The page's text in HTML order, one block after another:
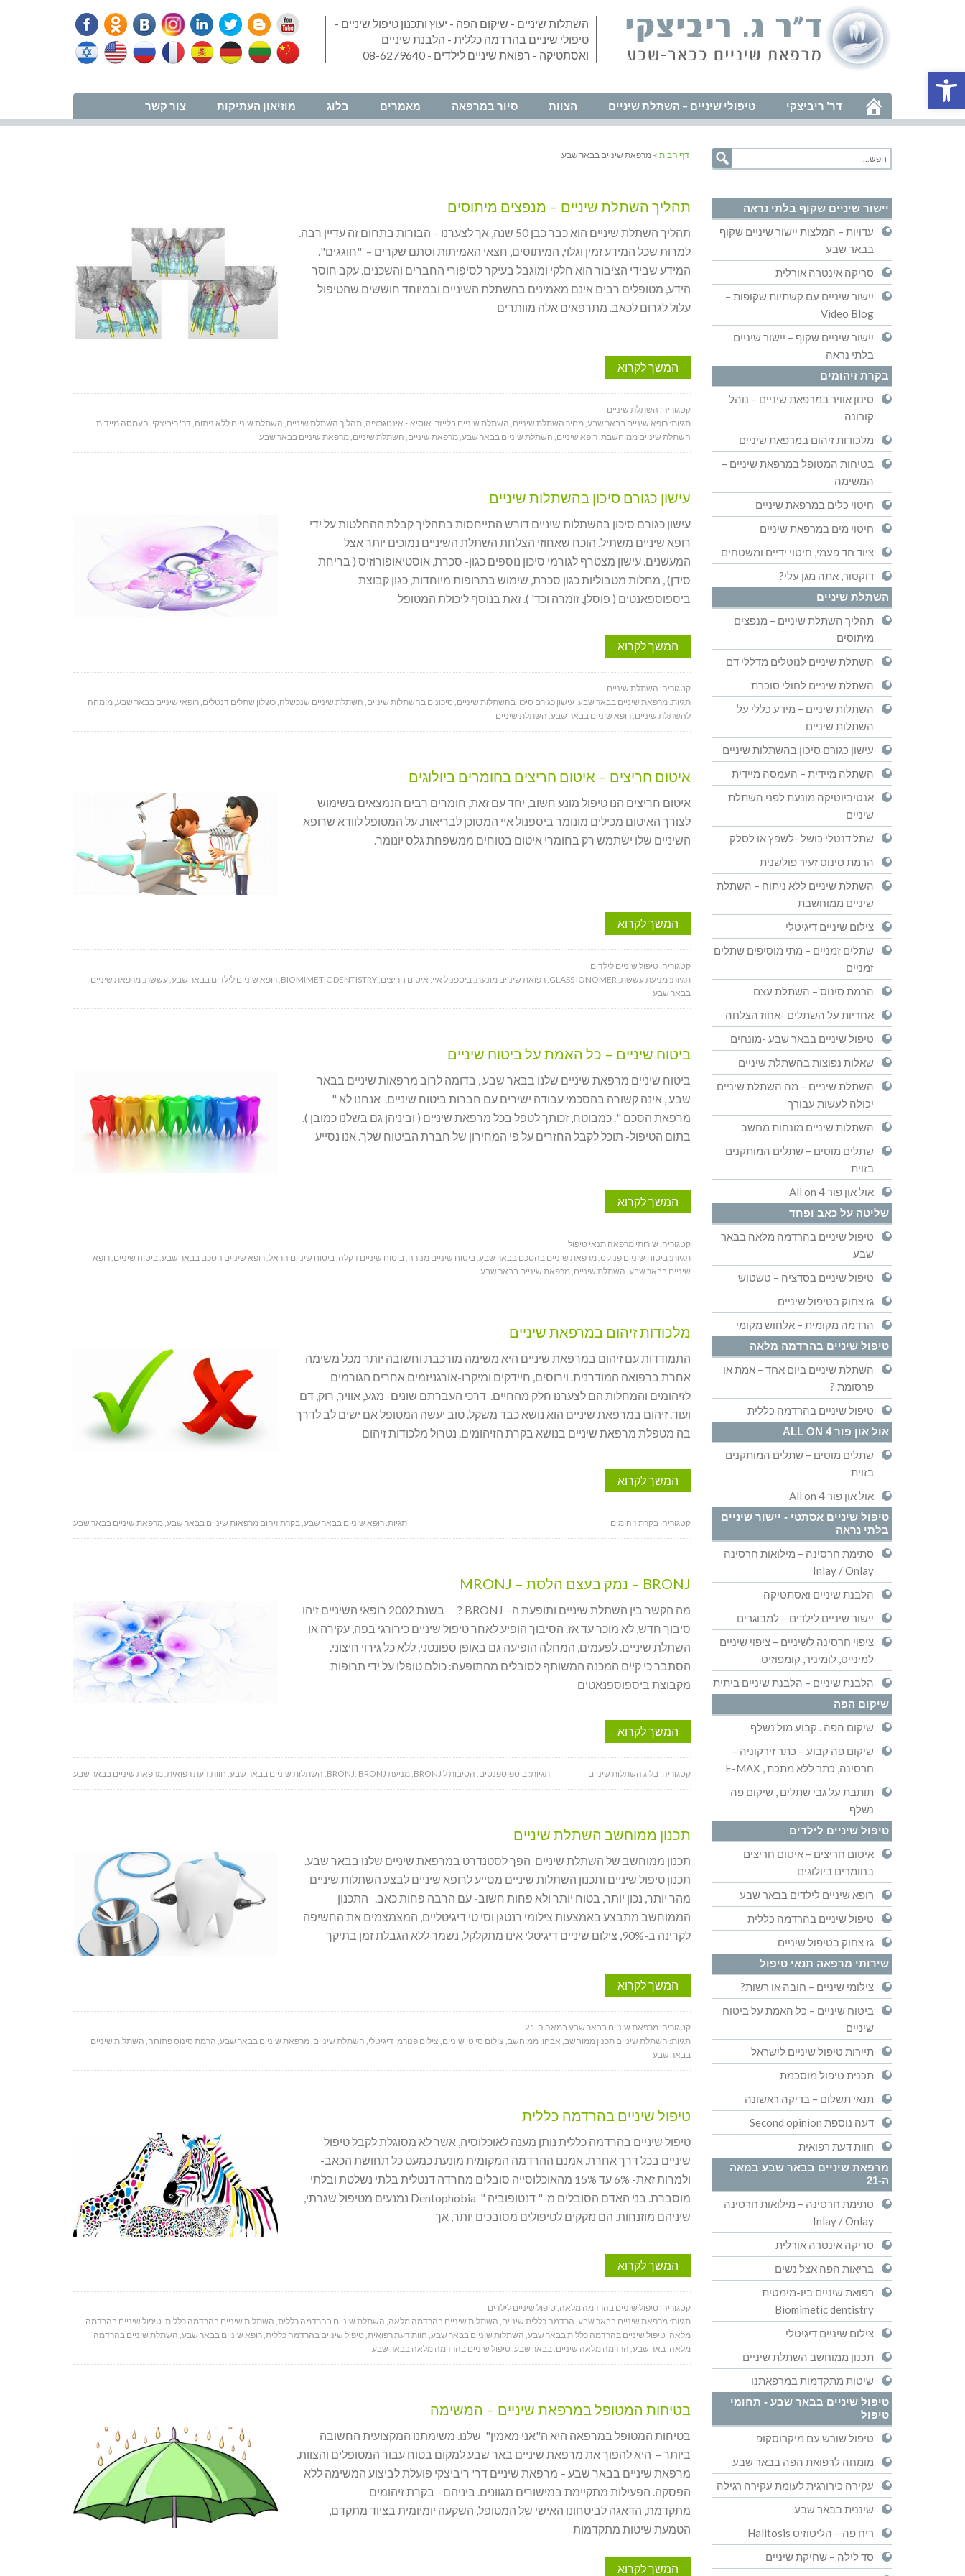
פתח סרגל נגישות
השתלות שיניים - שיקום הפה - יעוץ ותכנון טיפול שיניים -
טיפולי שיניים בהרדמה כללית - הלבנת שיניים
ואסתטיקה - רפואת שיניים לילדים - 08-6279640
דר' ריביצקי טיפולי שיניים – השתלת שיניים הצוות סיור במרפאה מאמרים בלוג מוזיאון העתיקות צור קשר
דף הבית > מרפאת שיניים בבאר שבע
תהליך השתלת שיניים – מנפצים מיתוסים
תהליך השתלת שיניים הוא כבר כבן 50 שנה, אך לצערנו – הבורות בתחום זה עדיין רבה.
למרות שכל המידע זמין וגלוי, המיתוסים, חצאי האמיתות וסתם שקרים – "חוגגים".
המידע שבידי הציבור הוא חלקי ומוגבל בעיקר לסיפורי החברים והשכנים. עקב חוסר
הידע, מטופלים רבים אינם מאמינים בהשתלת השיניים ובמיוחד חוששים שהטיפול
עלול לגרום לכאב. מתרפאים אלה מוותרים
המשך לקרוא
קטגוריה: השתלת שיניים
תגיות: רופא שיניים בבאר שבע,מחיר השתלת שיניים, השתלת שיניים בלייזר, אוסיאו- אינטגרציה,תהליך השתלת שיניים, השתלת שיניים ללא ניתוח,דר' ריביצקי, העמסה מיידית,
השתלת שיניים ממוחשבת,רופא שיניים, השתלת שיניים בבאר שבע,מרפאת שיניים, השתלת שיניים,מרפאת שיניים בבאר שבע
עישון כגורם סיכון בהשתלות שיניים
עישון כגורם סיכון בהשתלות שיניים דורש התייחסות בתהליך קבלת ההחלטות על ידי
רופא שיניים משתיל. הוכח שאחוזי הצלחת השתלת השיניים נמוכים יותר אצל
המעשנים. עישון מצטרף לגורמי סיכון נוספים כגון- סכרת, אוסטיאופורוזיס ( בריחת
סידן) , מחלות מטבוליות כגון סכרת, שימוש בתרופות מיוחדות, כגון קבוצת
ביספוספאנטים ( פוסלן, זומרה וכד' ). זאת בנוסף ליכולת המטופל
המשך לקרוא
קטגוריה: השתלת שיניים
תגיות: מרפאת שיניים בבאר שבע עישון כגורם סיכון בהשתלות שיניים סיכונים בהשתלות שיניים השתלת שיניים שנכשלה כשלון שתלים דנטלים רופאי שיניים בבאר שבע מומחה
להשתלת שיניים רופא שיניים בבאר שבע השתלת שיניים
איטום חריצים – איטום חריצים בחומרים ביולוגים
איטום חריצים הנו טיפול מונע חשוב, יחד עם זאת, חומרים רבים הנמצאים בשימוש
לצורך האיטום מכילים מונומר ביספנול איי המסוכן לבריאות. על המטופל לוודא שרופא
השיניים שלו ישתמש רק בחומרי איטום בטוחים ממשפחת גלס יונומר.
המשך לקרוא
קטגוריה: טיפול שיניים לילדים
תגיות: מניעת עששת,
GLASS IONOMER
,רפואת שיניים מונעת,ביספנול איי, איטום חריצים,
BIOMIMETIC DENTISTRY
,רופא שיניים לילדים בבאר שבע,עששת,מרפאת שיניים
בבאר שבע
ביטוח שיניים – כל האמת על ביטוח שיניים
ביטוח שיניים מרפאת שיניים שלנו בבאר שבע , בדומה לרוב מרפאות שיניים בבאר
שבע , אינה קשורה בהסכמי עבודה ישירים עם חברות ביטוח שיניים. אנחנו לא "
מרפאת הסכם ". כמבוטח, זכותך לטפל בכל מרפאת שיניים ( וביניהן גם בשלנו כמובן ).
בתום הטיפול- תוכל לקבל החזרים על פי המחירון של חברת הביטוח שלך. אנו נסייע
המשך לקרוא
קטגוריה: שירותי מרפאה תנאי טיפול
תגיות: ביטוח שיניים פניקס,מרפאת שיניים בהסכם בבאר שבע,ביטוח שיניים מנורה,ביטוח שיניים דקלה,ביטוח שיניים הראל,רופא שיניים הסכם בבאר שבע,ביטוח שיניים,רופא
שיניים בבאר שבע, השתלת שיניים,מרפאת שיניים בבאר שבע
מלכודות זיהום במרפאת שיניים
התמודדות עם זיהום במרפאת שיניים היא משימה מורכבת וחשובה יותר מכל משימה
אחרת ברפואה המודרנית. וירוסים, חיידקים ומיקרו-אורגניזמים אחרים הגורמים
לזיהומים והמחלות הם לצערנו חלק מהחיים. דרכי העברתם שונים- מגע, אוויר, רוק, דם
ועוד. זיהום במרפאת שיניים הוא נושא כבד משקל. טוב יעשה המטופל אם ישים לב לדרך
בה מטפלת מרפאת שיניים בנושא בקרת הזיהומים. נטרול מלכודות זיהום
המשך לקרוא
קטגוריה: בקרת זיהומים תגיות: רופא שיניים בבאר שבע בקרת זיהום מרפאות שיניים בבאר שבע מרפאת שיניים בבאר שבע
BRONJ – נמק בעצם הלסת – MRONJ
מה הקשר בין השתלת שיניים ותופעת ה- BRONJ ? בשנת 2002 רופאי השיניים זיהו
סיבוך חדש, לא מוכר עד אז. הסיבוך הופיע לאחר טיפול שיניים כירורגי בפה, עקירה או
השתלת שיניים. לפעמים, המחלה הופיעה גם באופן ספונטני, ללא כל גירוי חיצוני.
הסתבר כי קיים המכנה המשותף לסובלים מהתופעה: כולם טופלו על ידי תרופות
מקבוצת ביספוספנאטים
המשך לקרוא
קטגוריה: בלוג השתלות שיניים תגיות: ביספוספנטים, הסיבות ל BRONJ ,מניעת BRONJ , BRONJ
, השתלות שיניים בבאר שבע, חוות דעת רפואית,מרפאת שיניים בבאר שבע
תכנון ממוחשב השתלת שיניים
תכנון ממוחשב של השתלת שיניים הפך לסטנדרט במרפאת שיניים שלנו בבאר שבע.
תכנון טיפול שיניים ותכנון השתלות שיניים מסייע לרופא שיניים לבצע השתלות שיניים
מהר יותר, נכון יותר, בטוח יותר ולא פחות חשוב- עם הרבה פחות כאב. התכנון
הממוחשב מתבצע באמצעות צילומי רנטגן וסי טי דיגיטליים, המצמצמים את החשיפה
לקרינה ב-90%, צילום שיניים דיגיטלי אינו מתקלקל, נשמר ללא הגבלת זמן בתיקך
המשך לקרוא
קטגוריה: מרפאת שיניים בבאר שבע במאה ה-21
תגיות: השתלת שיניים תכנון ממוחשב, אבחון ממוחשב, צילום סי טי שיניים, צילום פנורמי דיגיטלי, השתלת שיניים,מרפאת שיניים בבאר שבע, הרמת סינוס פתוחה, השתלות שיניים
בבאר שבע
טיפול שיניים בהרדמה כללית
טיפול שיניים בהרדמה כללית נותן מענה לאוכלוסיה, אשר לא מסוגלת לקבל טיפול
שיניים בכל דרך אחרת. אמנם ההרדמה המקומית מונעת כמעט כל תחושת הכאב-
ולמרות זאת- 6% עד 15% מהאוכלוסייה סובלים מחרדה דנטלית בלתי נשלטת ובלתי
מוסברת. בני האדם הסובלים מ-" דנטופוביה " Dentophobia נמנעים מטיפול שגרתי,
שיניהם מוזנחות, הם נזקקים לטיפולים מסובכים יותר, אך
המשך לקרוא
קטגוריה: טיפול שיניים בהרדמה מלאה, טיפול שיניים לילדים
תגיות: מרפאת שיניים בבאר שבע, הרדמה כללית שיניים, השתלות שיניים בהרדמה מלאה, השתלת שיניים בהרדמה כללית, השתלות שיניים בהרדמה כללית, טיפול שיניים בהרדמה
מלאה, טיפול שיניים בהרדמה כללית בבאר שבע, השתלות שיניים בבאר שבע, חוות דעת רפואית, טיפול שיניים בהרדמה כללית,רופא שיניים בבאר שבע, השתלת שיניים בהרדמה
מלאה,באר שבע, הרדמה מלאה שיניים,בבאר שבע, טיפול שיניים בהרדמה מלאה בבאר שבע
בטיחות המטופל במרפאת שיניים – המשימה
בטיחות המטופל במרפאה היא ה"אני מאמין" שלנו. משימתנו המקצועית החשובה
ביותר – היא להפוך את מרפאת שיניים באר שבע למקום בטוח עבור המטופלים והצוות.
מרפאת שיניים בבאר שבע – מרפאת שיניים דר' ריביצקי פועלת לביצוע המשימה ללא
הפסקה. הפעילות מתקיימת במישורים מגוונים. ביניהם- בקרת זיהומים
מתקדמת, הדאגה לביטחונו האישי של המטופל, השקעה יומיומית בציוד מתקדם,
הטמעת שיטות מתקדמות
המשך לקרוא
יישור שיניים שקוף בלתי נראה
עדויות – המלצות יישור שיניים שקוף
בבאר שבע
סריקה אינטרה אורלית
יישור שיניים עם קשתיות שקופות –
Video Blog
יישור שיניים שקוף – יישור שיניים
בלתי נראה
בקרת זיהומים
סינון אוויר במרפאת שיניים – נוהל
קורונה
מלכודות זיהום במרפאת שיניים
בטיחות המטופל במרפאת שיניים –
המשימה
חיטוי כלים במרפאת שיניים
חיטוי מים במרפאת שיניים
ציוד חד פעמי, חיטוי ידיים ומשטחים
דוקטור, אתה מגן עלי?
השתלת שיניים
תהליך השתלת שיניים – מנפצים
מיתוסים
השתלת שיניים לנוטלים מדללי דם
השתלת שיניים לחולי סוכרת
השתלות שיניים – מידע כללי על
השתלות שיניים
עישון כגורם סיכון בהשתלות שיניים
השתלה מיידית – העמסה מיידית
אנטיביוטיקה מונעת לפני השתלת
שיניים
שתל דנטלי כושל -לשפץ או לסלק
הרמת סינוס זעיר פולשנית
השתלת שיניים ללא ניתוח – השתלת
שיניים ממוחשבת
צילום שיניים דיגיטלי
שתלים זמניים – מתי מוסיפים שתלים
זמניים
הרמת סינוס – השתלת עצם
אחריות על השתלים -אחוז הצלחה
טיפול שיניים בבאר שבע -מונחים
שאלות נפוצות בהשתלת שיניים
השתלת שיניים – מה השתלת שיניים
יכולה לעשות עבורך
השתלות שיניים מונחות מחשב
שתלים מוטים – שתלים המותקנים
בזוית
אול און פור All on 4
שליטה על כאב ופחד
טיפול שיניים בהרדמה מלאה בבאר
שבע
טיפול שיניים בסדציה – טשטוש
גז צחוק בטיפול שיניים
הרדמה מקומית – אלחוש מקומי
טיפול שיניים בהרדמה מלאה
השתלת שיניים ביום אחד – אמת או
פרסומת ?
טיפול שיניים בהרדמה כללית
אול און פור ALL ON 4
שתלים מוטים – שתלים המותקנים
בזוית
אול און פור All on 4
טיפול שיניים אסתטי - יישור שיניים
בלתי נראה
סתימת חרסינה – מילואות חרסינה
Inlay / Onlay
הלבנת שיניים ואסתטיקה
יישור שיניים לילדים – למבוגרים
ציפוי חרסינה לשיניים – ציפוי שיניים
למינייט, לומיניר, קומפוזיט
הלבנת שיניים – הלבנת שיניים ביתית
שיקום הפה
שיקום הפה . קבוע מול נשלף
שיקום פה קבוע – כתר זירקוניה –
חרסינה, כתר ללא מתכת , E-MAX
תותבת על גבי שתלים , שיקום פה
נשלף
טיפול שיניים לילדים
איטום חריצים – איטום חריצים
בחומרים ביולוגים
רופא שיניים לילדים בבאר שבע
טיפול שיניים בהרדמה כללית
גז צחוק בטיפול שיניים
שירותי מרפאה תנאי טיפול
צילומי שיניים – חובה או רשות?
ביטוח שיניים – כל האמת על ביטוח
שיניים
תיירות טיפול שיניים לישראל
תכנית טיפול מוסכמת
תנאי תשלום – בדיקה ראשונה
דעה נוספת Second opinion
חוות דעת רפואית
מרפאת שיניים בבאר שבע במאה
ה-21
סתימת חרסינה – מילואות חרסינה
Inlay / Onlay
סריקה אינטרה אורלית
בריאות הפה אצל נשים
רפואת שיניים ביו-מימטית
Biomimetic dentistry
צילום שיניים דיגיטלי
תכנון ממוחשב השתלת שיניים
שיטות מתקדמות במרפאתנו
טיפול שיניים בבאר שבע - תחומי
טיפול
טיפול שורש עם מיקרוסקופ
מומחה לרפואת הפה בבאר שבע
עקירה כירורגית לעומת עקירה רגילה
שיננית בבאר שבע
ריח פה – הליטוזיס Halitosis
סד לילה – שחיקת שיניים